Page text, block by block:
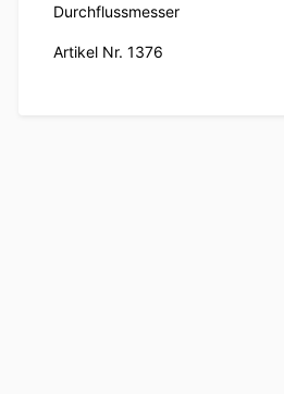
Durchflussmesser
Artikel Nr. 1376